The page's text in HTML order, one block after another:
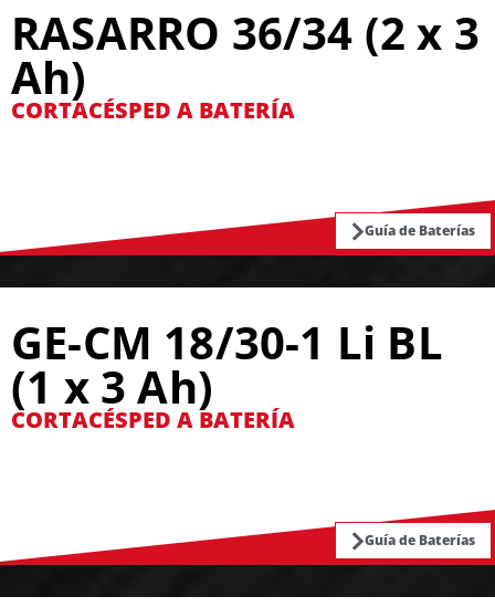
RASARRO 36/34 (2 x 3
Ah)
CORTACÉSPED A BATERÍA
Guía de Baterías
GE-CM 18/30-1 Li BL
(1 x 3 Ah)
CORTACÉSPED A BATERÍA
Guía de Baterías